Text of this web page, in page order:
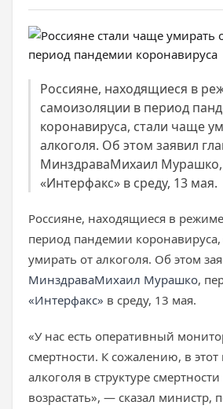
Россияне, находящиеся в
самоизоляции в период
коронавируса, стали чаще
алкоголя. Об этом заявил
МинздраваМихаил Мурашко,
«Интерфакс» в среду, 13 мая.
Россияне, находящиеся в
период пандемии
умирать от алкоголя. Об этом
МинздраваМихаил Мурашко,
«Интерфакс» в среду, 13 мая.
«У нас есть оперативный
смертности. К сожалению, в
алкоголя в структуре
возрастать», — сказал министр,